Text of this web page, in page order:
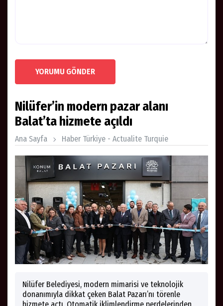
YORUMU GÖNDER
Nilüfer’in modern pazar alanı
Balat’ta hizmete açıldı
Ana Sayfa Haber Türkiye - Actualite Turquie
Nilüfer Belediyesi, modern mimarisi ve teknolojik
donanımıyla dikkat çeken Balat Pazarı’nı törenle